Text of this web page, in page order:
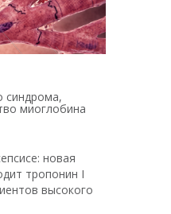
синдрома,
миоглобина
новая
тропонин I
высокого